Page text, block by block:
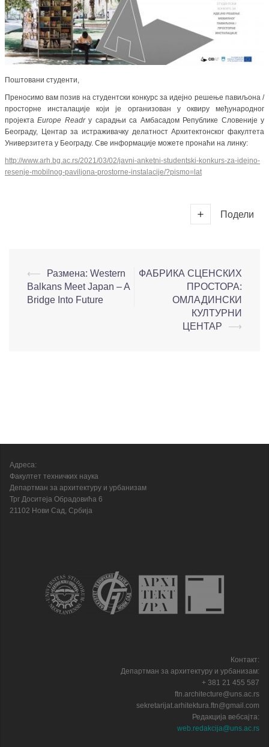
Поштовани студенти,
Преносимо вам позив на студентски конкурс за идејно решење павиљона /
просторне инсталације који је организован у оквиру међународног
пројектаEurope Readrу сарадњи са Амбасадом Републике Словеније у
Београду, Центар за истраживачку делатност Архитектонског факултета
Универзитета у Београду. Све информације можете пронаћи на линку:
http://www.arh.bg.ac.rs/2021/03/02/javni-anketni-studentski-konkurs-za-idejno-
resenje-mobilnog-paviljona-prostorne-instalacije/?pismo=lat
Подели
⟵
Размена: Western
Balkans Meet Japan – A
Bridge Into Future
ФАБРИКА СЦЕНСКИХ
ПРОСТОРА:
ОМЛАДИНСКИ
КУЛТУРНИ
ЦЕНТАР
⟶
Адреса:
Факултет техничких наука
Департман за архитектуру и урбанизам
Трг Доситеја Обрадовића 6
21102 Нови Сад, Србија
Контакт:
Департман за архитектуру и урбанизам:
+ 381 21 455 587
ftn.architecture@uns.ac.rs
sekretarijat.arhitektura.ftn@gmail.com
Редакција вебсајта:
web.redakcija@uns.ac.rs